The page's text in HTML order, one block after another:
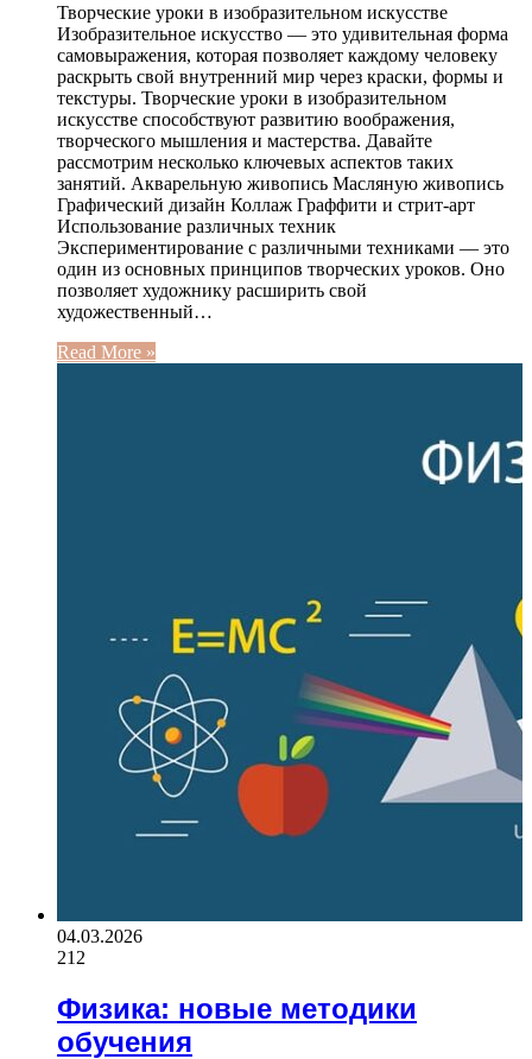
Творческие уроки в изобразительном искусстве
Изобразительное искусство — это удивительная форма
самовыражения, которая позволяет каждому человеку
раскрыть свой внутренний мир через краски, формы и
текстуры. Творческие уроки в изобразительном
искусстве способствуют развитию воображения,
творческого мышления и мастерства. Давайте
рассмотрим несколько ключевых аспектов таких
занятий. Акварельную живопись Масляную живопись
Графический дизайн Коллаж Граффити и стрит-арт
Использование различных техник
Экспериментирование с различными техниками — это
один из основных принципов творческих уроков. Оно
позволяет художнику расширить свой
художественный…
Read More »
04.03.2026
212
Физика: новые методики
обучения